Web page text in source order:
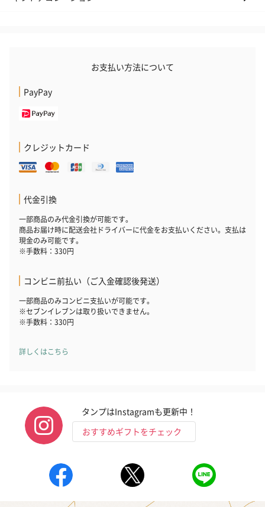
いぶりがっことチーズ
ごろっとうまみ チーズ
お支払い方法について
PayPay
クレジットカード
代金引換
一部商品のみ代金引換が可能です。
商品お届け時に配送会社ドライバーに代金をお支払いください。支払は
現金のみ可能です。
※手数料：330円
コンビニ前払い（ご入金確認後発送）
一部商品のみコンビニ支払いが可能です。
※セブンイレブンは取り扱いできません。
※手数料：330円
詳しくはこちら
タンプはInstagramも更新中！
おすすめギフトをチェック